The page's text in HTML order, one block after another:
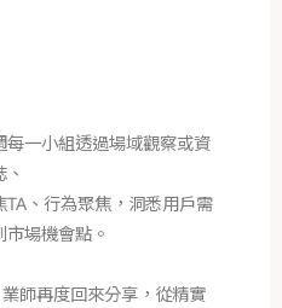
一小組透過場域觀察或資
、行為聚焦，洞悉用戶需
場機會點。
師再度回來分享，從精實